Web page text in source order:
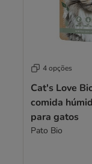
4 opções
Cat's Love
comida
para gatos
Pato Bio